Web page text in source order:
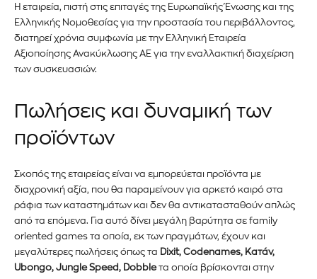
Η εταιρεία, πιστή στις επιταγές της Ευρωπαϊκής Ένωσης και της
Ελληνικής Νομοθεσίας για την προστασία του περιβάλλοντος,
διατηρεί χρόνια συμφωνία με την Ελληνική Εταιρεία
Αξιοποίησης Ανακύκλωσης ΑΕ για την εναλλακτική διαχείριση
των συσκευασιών.
Πωλήσεις και δυναμική των
προϊόντων
Σκοπός της εταιρείας είναι να εμπορεύεται προϊόντα με
διαχρονική αξία, που θα παραμείνουν για αρκετό καιρό στα
ράφια των καταστημάτων και δεν θα αντικατασταθούν απλώς
από τα επόμενα. Για αυτό δίνει μεγάλη βαρύτητα σε family
oriented games τα οποία, εκ των πραγμάτων, έχουν και
μεγαλύτερες πωλήσεις όπως τα Dixit, Codenames, Κατάν,
Ubongo, Jungle Speed, Dobbleτα οποία βρίσκονται στην